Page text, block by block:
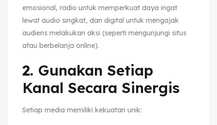
emosional, radio untuk memperkuat daya ingat
lewat audio singkat, dan digital untuk mengajak
audiens melakukan aksi (seperti mengunjungi situs
atau berbelanja online).
2. Gunakan Setiap
Kanal Secara Sinergis
Setiap media memiliki kekuatan unik: